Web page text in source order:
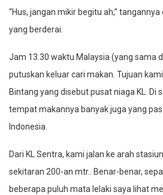
“Hus, jangan mikir begitu ah,”
yang berderai.
Jam 13.30 waktu Malaysia (yang sama
putuskan keluar cari makan. Tujuan
Bintang yang disebut pusat niaga KL. Di
tempat makannya banyak juga yang
Indonesia.
Dari KL Sentra, kami jalan ke arah
sekitaran 200-an mtr.. Benar-benar,
beberapa puluh mata lelaki saya lihat